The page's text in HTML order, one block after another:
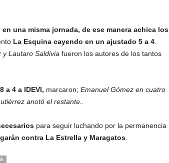
una misma jornada, de ese manera achica los
La Esquina cayendo en un ajustado 5 a 4.
Lautaro Saldivia fueron los autores de los tantos
a 4 a IDEVI, marcaron; Emanuel Gómez en cuatro
anotó el restante..
para seguir luchando por la permanencia
contra La Estrella y Maragatos.